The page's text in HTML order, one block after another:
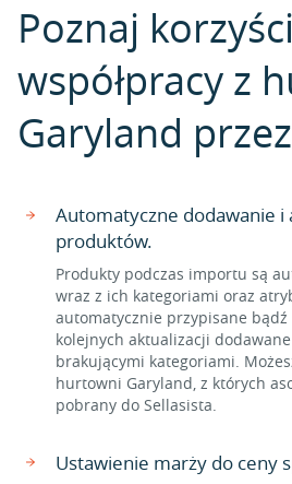
Poznaj korzyści
współpracy z
Garyland
Automatyczne dodawanie i
produktów.
Produkty podczas importu są
wraz z ich kategoriami oraz
automatycznie przypisane bądź
kolejnych aktualizacji
brakującymi kategoriami.
hurtowni Garyland, z których
pobrany do Sellasista.
Ustawienie marży do ceny